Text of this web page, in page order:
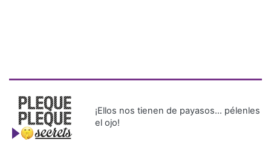
¡Ellos nos tienen de payasos… pélenles
el ojo!